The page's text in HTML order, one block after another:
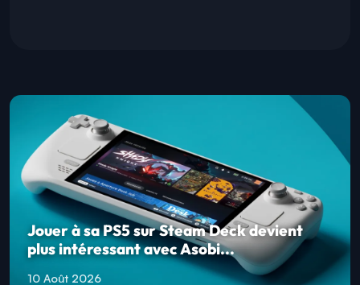
Jouer à sa PS5 sur Steam Deck devient
plus intéressant avec Asobi...
10 Août 2026